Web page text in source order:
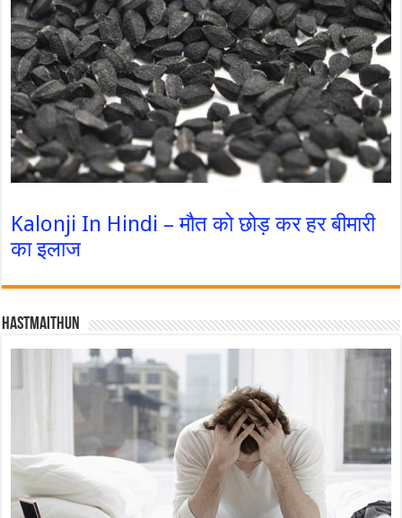
Kalonji In Hindi – मौत को छोड़ कर हर बीमारी
का इलाज
Hastmaithun